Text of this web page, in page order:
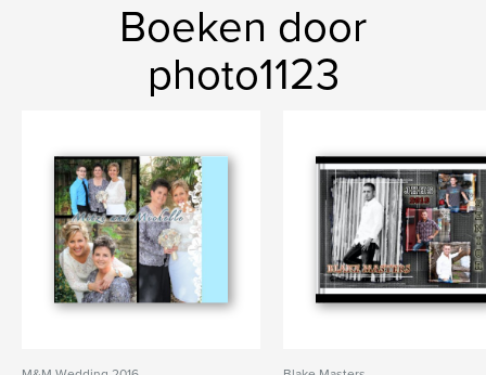
Boeken door
photo1123